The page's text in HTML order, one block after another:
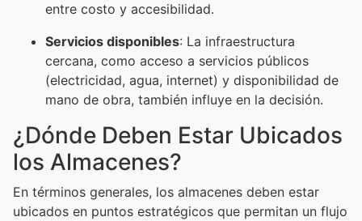
entre costo y accesibilidad.
Servicios disponibles: La infraestructura
cercana, como acceso a servicios públicos
(electricidad, agua, internet) y disponibilidad de
mano de obra, también influye en la decisión.
¿Dónde Deben Estar Ubicados
los Almacenes?
En términos generales, los almacenes deben estar
ubicados en puntos estratégicos que permitan un flujo